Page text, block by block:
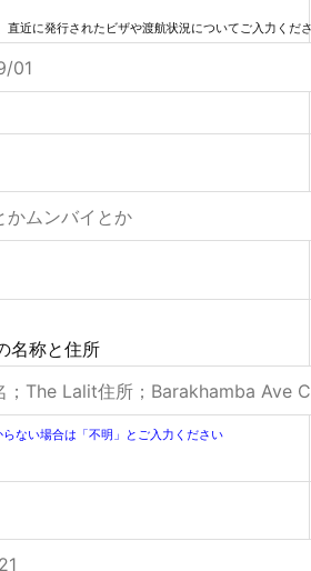
直近に発行されたビザや渡航状況についてご入力くだ
名称と住所
ない場合は「不明」とご入力ください